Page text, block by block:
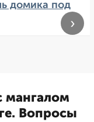
домика под
›
мангалом
Вопросы